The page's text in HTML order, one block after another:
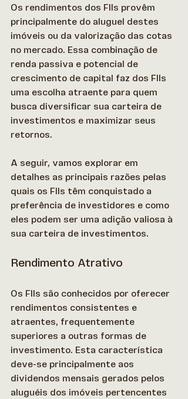
Os rendimentos dos FIIs provêm
principalmente do aluguel destes
imóveis ou da valorização das cotas
no mercado. Essa combinação de
renda passiva e potencial de
crescimento de capital faz dos FIIs
uma escolha atraente para quem
busca diversificar sua carteira de
investimentos e maximizar seus
retornos.
A seguir, vamos explorar em
detalhes as principais razões pelas
quais os FIIs têm conquistado a
preferência de investidores e como
eles podem ser uma adição valiosa à
sua carteira de investimentos.
Rendimento Atrativo
Os FIIs são conhecidos por oferecer
rendimentos consistentes e
atraentes, frequentemente
superiores a outras formas de
investimento. Esta característica
deve-se principalmente aos
dividendos mensais gerados pelos
aluguéis dos imóveis pertencentes